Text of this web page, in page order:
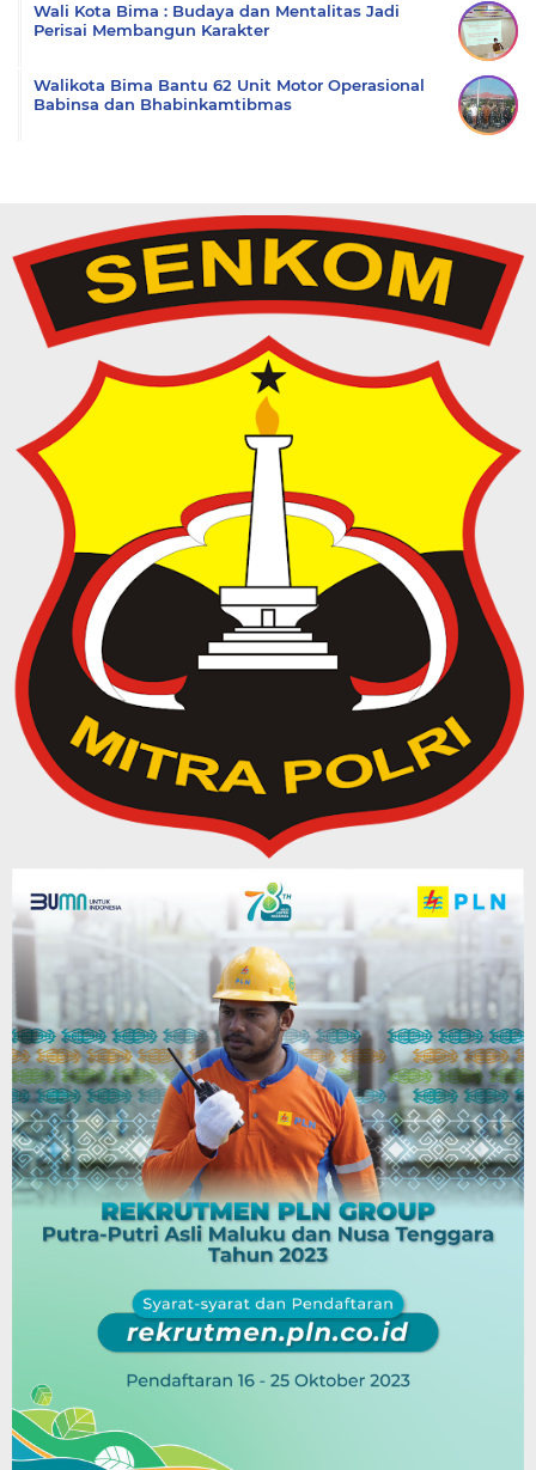
Wali Kota Bima : Budaya dan Mentalitas Jadi
Perisai Membangun Karakter
Walikota Bima Bantu 62 Unit Motor Operasional
Babinsa dan Bhabinkamtibmas